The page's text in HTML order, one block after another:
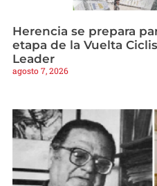
Herencia se prepara
etapa de la Vuelta
Leader
agosto 7, 2026